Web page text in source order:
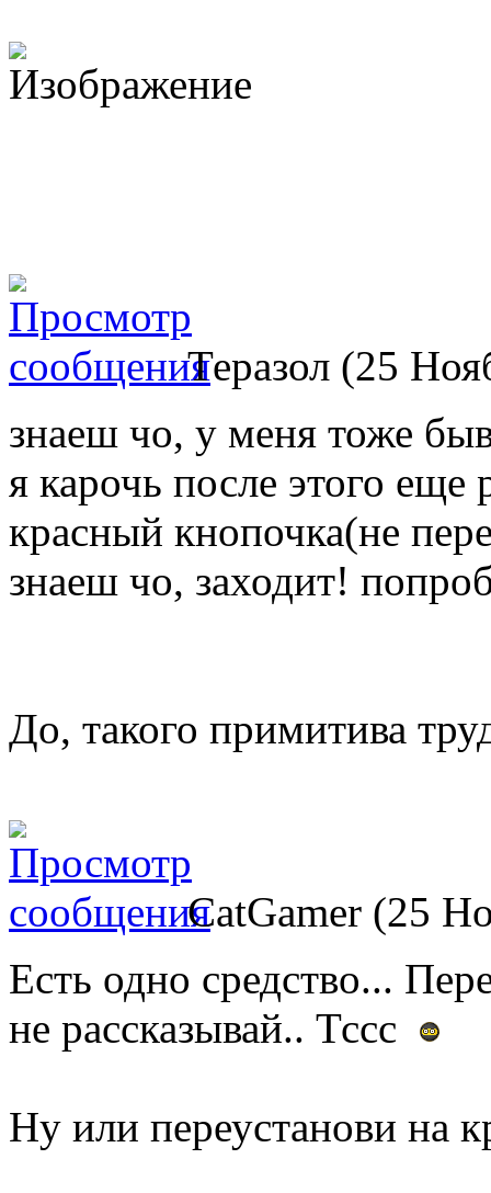
Теразол (25
знаеш чо, у меня тоже
я карочь после этого
красный кнопочка(не
знаеш чо, заходит!
До, такого примитива
CatGamer (25
Есть одно средство...
не рассказывай.. Тссс
Ну или переустанови на